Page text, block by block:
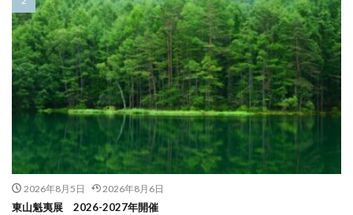
2026年8月5日 2026年8月6日
東山魁夷展 2026-2027年開催